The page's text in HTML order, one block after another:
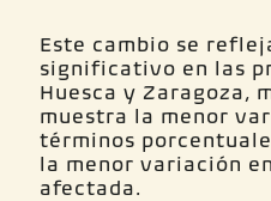
Este cambio se
significativo en las
Huesca y Zaragoza,
muestra la menor
términos
la menor variación
afectada.